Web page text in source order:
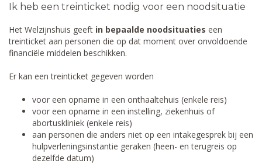
Ik heb een treinticket nodig voor een noodsituatie
Het Welzijnshuis geeft in bepaalde noodsituaties een
treinticket aan personen die op dat moment over onvoldoende
financiële middelen beschikken.
Er kan een treinticket gegeven worden
voor een opname in een onthaaltehuis (enkele reis)
voor een opname in een instelling, ziekenhuis of
abortuskliniek (enkele reis)
aan personen die anders niet op een intakegesprek bij een
hulpverleningsinstantie geraken (heen- en terugreis op
dezelfde datum)